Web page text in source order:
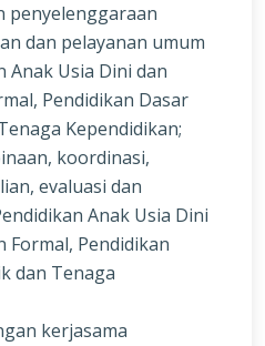
penyelenggaraan
dan pelayanan umum
Anak Usia Dini dan
Pendidikan Dasar
Kependidikan;
koordinasi,
evaluasi dan
Anak Usia Dini
Formal, Pendidikan
dan Tenaga
kerjasama